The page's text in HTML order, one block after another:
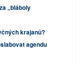
„bláboly
krajanů?
agendu